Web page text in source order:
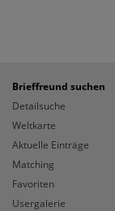
Brieffreund suchen
Detailsuche
Weltkarte
Aktuelle Einträge
Matching
Favoriten
Usergalerie